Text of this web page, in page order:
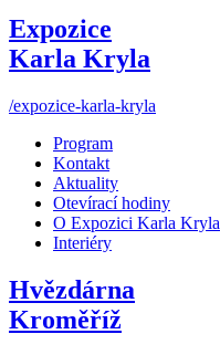
Expozice
Karla Kryla
/expozice-karla-kryla
Program
Kontakt
Aktuality
Otevírací hodiny
O Expozici Karla Kryla
Interiéry
Hvězdárna
Kroměříž